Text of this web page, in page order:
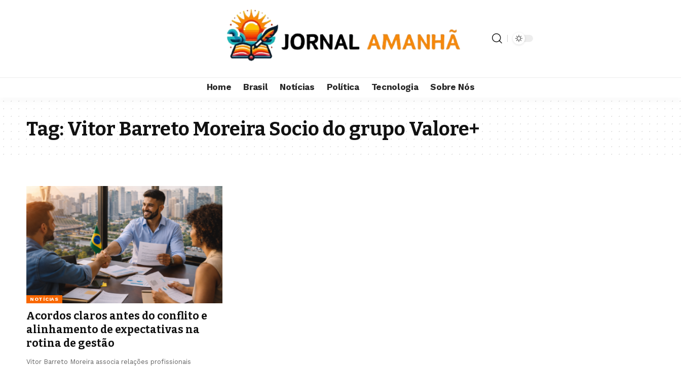
Home Brasil Notícias Política Tecnologia Sobre Nós
Tag:Vitor Barreto Moreira Socio do grupo Valore+
NOTÍCIAS
Acordos claros antes do conflito e
alinhamento de expectativas na
rotina de gestão
Vitor Barreto Moreira associa relações profissionais